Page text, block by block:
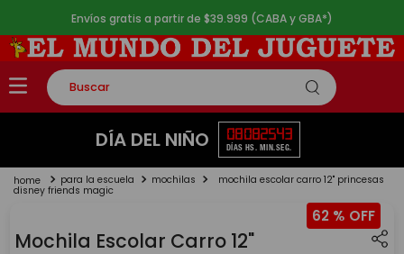
Envíos gratis a partir de $39.999 (CABA y GBA*)
Buscar
TÉRMINOS MÁS BUSCADOS
2.
lego
4.
monopatin
DÍA DEL NIÑO 08
DÍAS
08
HS.
25
MIN.
43
SEG.
para la escuela mochilas mochila escolar carro 12" princesas
disney friends magic
62 %
Mochila Escolar Carro 12"